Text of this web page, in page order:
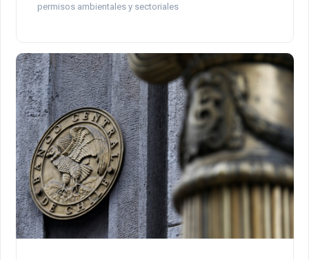
permisos ambientales y sectoriales